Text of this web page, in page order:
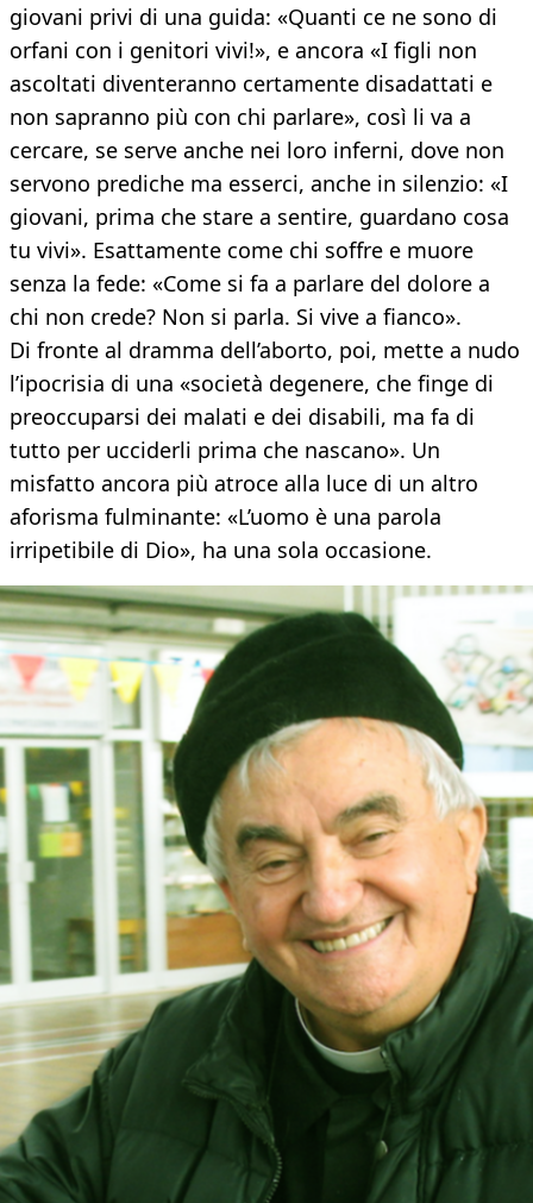
giovani privi di una guida: «Quanti ce ne sono di
orfani con i genitori vivi!», e ancora «I figli non
ascoltati diventeranno certamente disadattati e
non sapranno più con chi parlare», così li va a
cercare, se serve anche nei loro inferni, dove non
servono prediche ma esserci, anche in silenzio: «I
giovani, prima che stare a sentire, guardano cosa
tu vivi». Esattamente come chi soffre e muore
senza la fede: «Come si fa a parlare del dolore a
chi non crede? Non si parla. Si vive a fianco».
Di fronte al dramma dell’aborto, poi, mette a nudo
l’ipocrisia di una «società degenere, che finge di
preoccuparsi dei malati e dei disabili, ma fa di
tutto per ucciderli prima che nascano». Un
misfatto ancora più atroce alla luce di un altro
aforisma fulminante: «L’uomo è una parola
irripetibile di Dio», ha una sola occasione.